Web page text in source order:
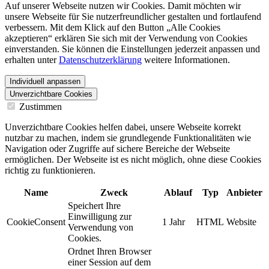
Auf unserer Webseite nutzen wir Cookies. Damit möchten wir
unsere Webseite für Sie nutzerfreundlicher gestalten und fortlaufend
verbessern. Mit dem Klick auf den Button „Alle Cookies
akzeptieren“ erklären Sie sich mit der Verwendung von Cookies
einverstanden. Sie können die Einstellungen jederzeit anpassen und
erhalten unterDatenschutzerklärung weitere Informationen.
Individuell anpassen
Unverzichtbare Cookies
Zustimmen
Unverzichtbare Cookies helfen dabei, unsere Webseite korrekt
nutzbar zu machen, indem sie grundlegende Funktionalitäten wie
Navigation oder Zugriffe auf sichere Bereiche der Webseite
ermöglichen. Der Webseite ist es nicht möglich, ohne diese Cookies
richtig zu funktionieren.
Name Zweck Ablauf Typ Anbieter
CookieConsent
Speichert Ihre
Einwilligung zur
Verwendung von
Cookies.
1 Jahr HTML Website
Ordnet Ihren Browser
einer Session auf dem